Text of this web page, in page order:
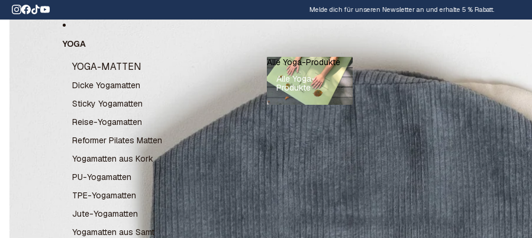
auf Trustpilot Melde dich für unseren Newsletter an und erhalte 5 % Rabatt.
YOGA
YOGA-MATTEN
Dicke Yogamatten
Sticky Yogamatten
Reise-Yogamatten
Reformer Pilates Matten
Yogamatten aus Kork
PU-Yogamatten
TPE-Yogamatten
Jute-Yogamatten
Yogamatten aus Samt
Alle Yoga-Produkte
Alle Yoga-
Produkte
Zu Produktinformationen springen